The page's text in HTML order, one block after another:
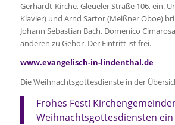
Gerhardt-Kirche, Gleueler Straße 106, ein.
Klavier) und Arnd Sartor (Meißner Oboe)
Johann Sebastian Bach, Domenico
anderen zu Gehör. Der Eintritt ist frei.
www.evangelisch-in-lindenthal.de
Die Weihnachtsgottesdienste in der
Frohes Fest!
Weihnachtsgottesdiensten ein